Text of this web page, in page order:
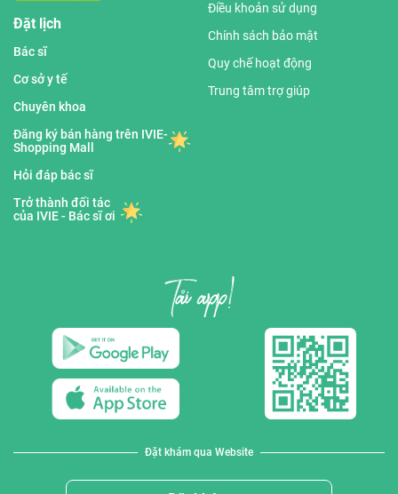
Đặt lịch
Bác sĩ
Cơ sở y tế
Chuyên khoa
Đăng ký bán hàng trên IVIE-
Shopping Mall
Hỏi đáp bác sĩ
Trở thành đối tác
của IVIE - Bác sĩ ơi
Điều khoản sử dụng
Chính sách bảo mật
Quy chế hoạt động
Trung tâm trợ giúp
Đặt khám qua Website